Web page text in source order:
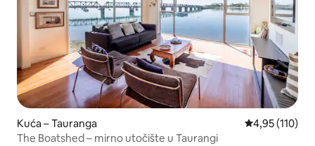
Kuća – Tauranga Prosječna
4,95 (110)
The Boatshed – mirno utočište u Taurangi